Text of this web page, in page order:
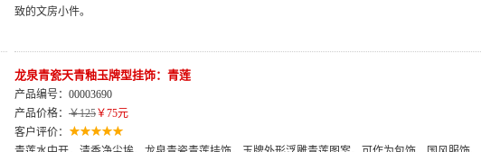
致的文房小件。
龙泉青瓷天青釉玉牌型挂饰：青莲
产品编号：00003690
产品价格： ￥125￥75元
客户评价：